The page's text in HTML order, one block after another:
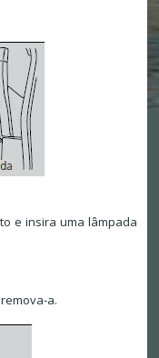
e insira uma lâmpada
a.